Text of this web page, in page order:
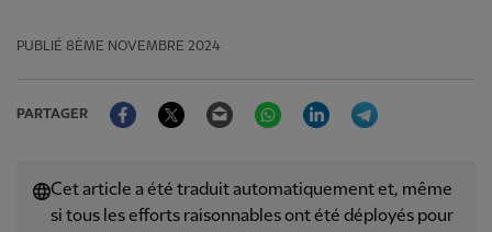
PUBLIÉ 8ÈME NOVEMBRE 2024
PARTAGER
FacebookTwitter Email WhatsAppLinkedIn
Cet article a été traduit automatiquement et, même
si tous les efforts raisonnables ont été déployés pour